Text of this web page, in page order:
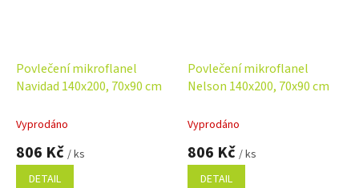
Povlečení mikroflanel
Navidad 140x200, 70x90 cm
Vyprodáno
806 Kč / ks
DETAIL
Povlečení mikroflanel
Nelson 140x200, 70x90 cm
Vyprodáno
806 Kč / ks
DETAIL